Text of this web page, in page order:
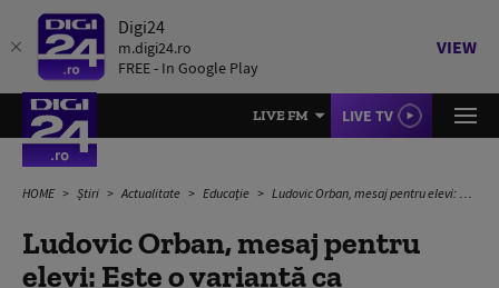
Digi24
m.digi24.ro
FREE - In Google Play
VIEW
LIVE FM LIVE TV
HOME Știri Actualitate Educație Ludovic Orban, mesaj pentru elevi: Este o variantă ca examenele să se dea online. Nu am luat în calcul amânarea anului școlar
Ludovic Orban, mesaj pentru
elevi: Este o variantă ca